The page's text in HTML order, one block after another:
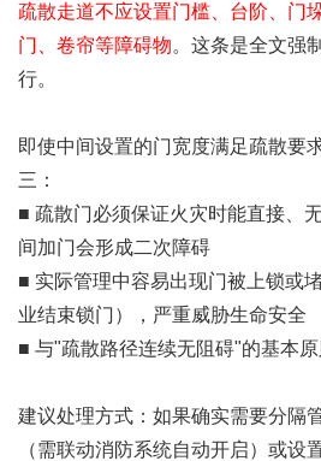
疏散走道不应设置门槛、台阶、门
门、卷帘等障碍物。这条是全文强
行。
即使中间设置的门宽度满足疏散要
三：
■ 疏散门必须保证火灾时能直接、
间加门会形成二次障碍
■ 实际管理中容易出现门被上锁或
业结束锁门），严重威胁生命安全
■ 与"疏散路径连续无阻碍"的基本
建议处理方式：如果确实需要分隔
（需联动消防系统自动开启）或设